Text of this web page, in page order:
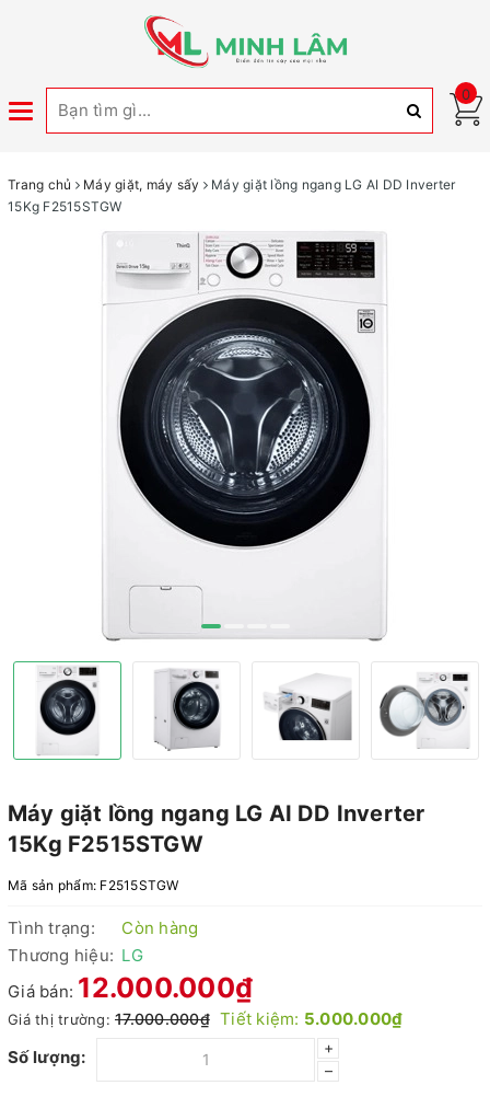
Toggle
0
Trang chủ Máy giặt, máy sấy
Máy giặt lồng ngang LG AI DD Inverter
15Kg F2515STGW
Máy giặt lồng ngang LG AI DD Inverter
15Kg F2515STGW
Mã sản phẩm: F2515STGW
Tình trạng:
Còn hàng
Thương hiệu: LG
Giá bán: 12.000.000₫
Giá thị trường: 17.000.000₫ Tiết kiệm: 5.000.000₫
Số lượng:
+
–